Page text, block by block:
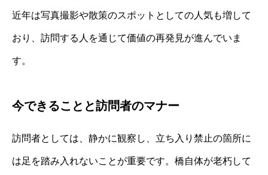
近年は写真撮影や散策のスポットとしての人気も増して
おり、訪問する人を通じて価値の再発見が進んでいま
す。
今できることと訪問者のマナー
訪問者としては、静かに観察し、立ち入り禁止の箇所に
は足を踏み入れないことが重要です。橋自体が老朽して